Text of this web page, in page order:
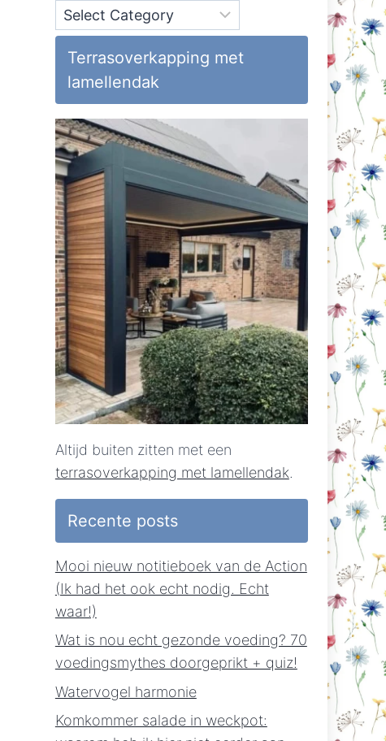
Onderwerpen
op
Huisvlijt
Terrasoverkapping met
lamellendak
Altijd buiten zitten met een
terrasoverkapping met lamellendak.
Recente posts
Mooi nieuw notitieboek van de Action
(Ik had het ook echt nodig. Echt
waar!)
Wat is nou echt gezonde voeding? 70
voedingsmythes doorgeprikt + quiz!
Watervogel harmonie
Komkommer salade in weckpot: